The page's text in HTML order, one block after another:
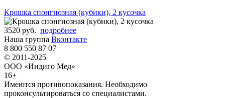
Крошка спонгиозная (кубики), 2 кусочка
3520 руб. подробнее
Наша группа Вконтакте
8 800 550 87 07
© 2011-2025
ООО «Индиго Мед»
16+
Имеются противопоказания. Необходимо
проконсультироваться со специалистами.